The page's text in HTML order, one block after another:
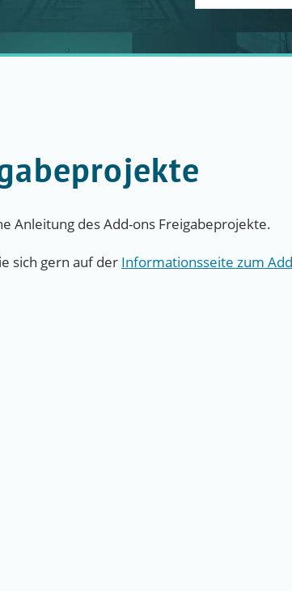
Anleitung des Add-ons Freigabeprojekte.
sich gern auf der Informationsseite zum